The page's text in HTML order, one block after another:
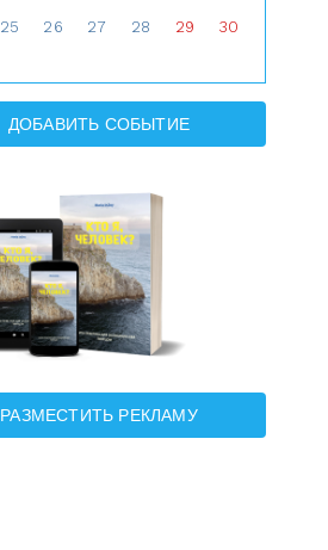
25 26 27 28 29 30
ДОБАВИТЬ СОБЫТИЕ
РАЗМЕСТИТЬ РЕКЛАМУ